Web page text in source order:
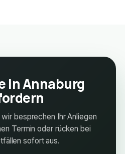
in Annaburg
besprechen Ihr Anliegen
Termin oder rücken bei
sofort aus.